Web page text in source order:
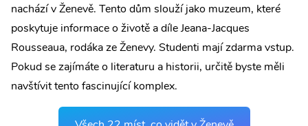
nachází v Ženevě. Tento dům slouží jako muzeum, které
poskytuje informace o životě a díle Jeana-Jacques
Rousseaua, rodáka ze Ženevy. Studenti mají zdarma vstup.
Pokud se zajímáte o literaturu a historii, určitě byste měli
navštívit tento fascinující komplex.